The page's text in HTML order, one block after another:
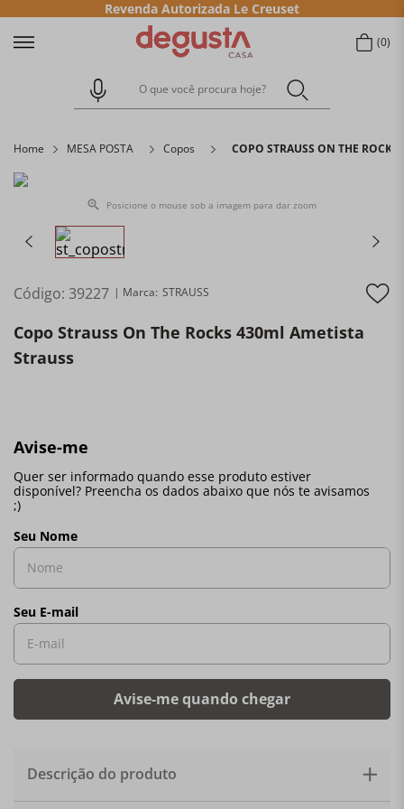
Revenda Autorizada Le Creuset
0
O que você procura hoje?
Home MESA POSTA Copos COPO STRAUSS ON THE
Posicione o mouse sob a imagem para dar zoom
Código: 39227 STRAUSS
Copo Strauss On The Rocks 430ml Ametista
Strauss
Descrição do produto